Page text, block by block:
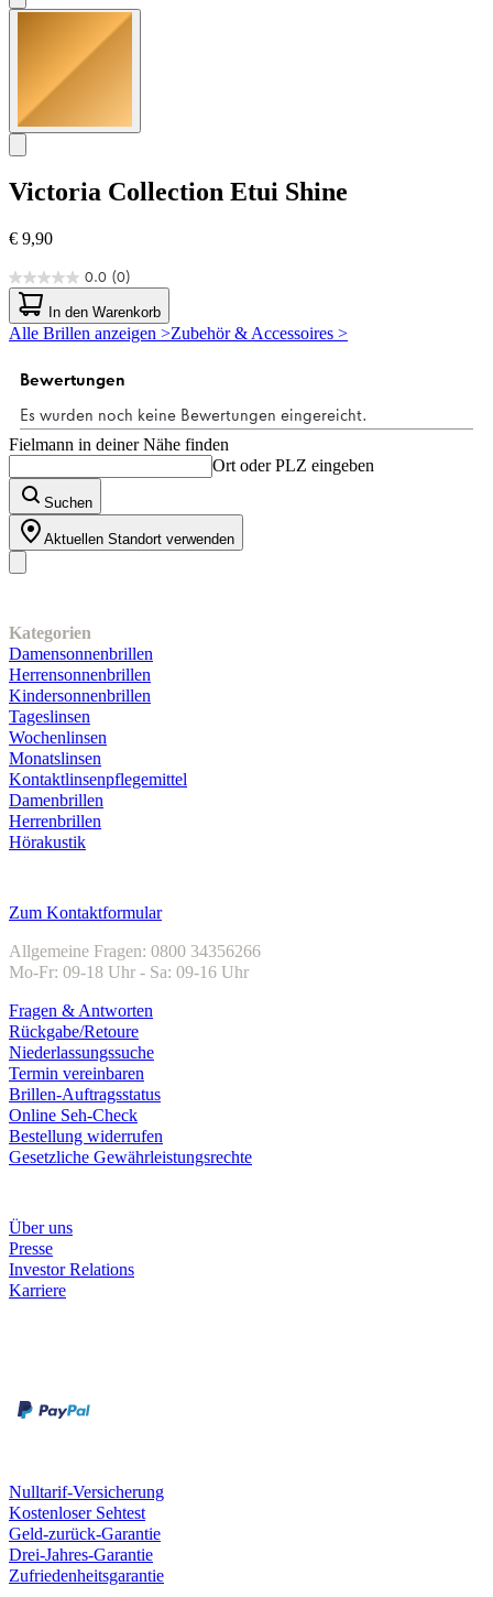
Victoria Collection Etui Shine
€ 9,90
0.0 (0)
0.0
von
5
Sternen.
In den Warenkorb
Alle Brillen anzeigen >Zubehör & Accessoires >
Fielmann in deiner Nähe finden
Ort oder PLZ eingeben
Suchen
Aktuellen Standort verwenden
Kategorien
Damensonnenbrillen
Herrensonnenbrillen
Kindersonnenbrillen
Tageslinsen
Wochenlinsen
Monatslinsen
Kontaktlinsenpflegemittel
Damenbrillen
Herrenbrillen
Hörakustik
Zum Kontaktformular
Allgemeine Fragen: 0800 34356266
Mo-Fr: 09-18 Uhr - Sa: 09-16 Uhr
Fragen & Antworten
Rückgabe/Retoure
Niederlassungssuche
Termin vereinbaren
Brillen-Auftragsstatus
Online Seh-Check
Bestellung widerrufen
Gesetzliche Gewährleistungsrechte
Über uns
Presse
Investor Relations
Karriere
Nulltarif-Versicherung
Kostenloser Sehtest
Geld-zurück-Garantie
Drei-Jahres-Garantie
Zufriedenheitsgarantie